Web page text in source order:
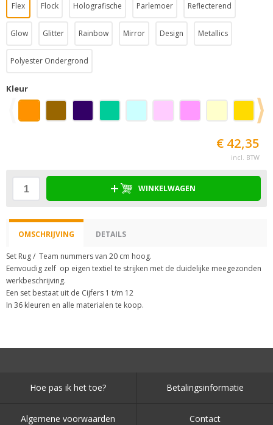
Flex Flock Holografische Parlemoer Reflecterend
Glow Glitter Rainbow Mirror Design Metallics
Polyester Ondergrond
Kleur
€ 42,35
incl. BTW
WINKELWAGEN
OMSCHRIJVING DETAILS
Set Rug / Team nummers van 20 cm hoog.
Eenvoudig zelf op eigen textiel te strijken met de duidelijke meegezonden
werkbeschrijving.
Een set bestaat uit de Cijfers 1 t/m 12
In 36 kleuren en alle materialen te koop.
Hoe pas ik het toe? Betalingsinformatie
Algemene voorwaarden Contact